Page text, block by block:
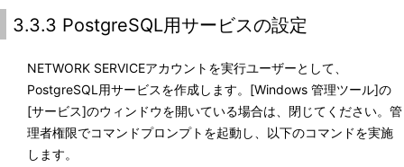
3.3.3 PostgreSQL用サービスの設定
NETWORK SERVICEアカウントを実行ユーザーとして、
PostgreSQL用サービスを作成します。[Windows 管理ツール]の
[サービス]のウィンドウを開いている場合は、閉じてください。管
理者権限でコマンドプロンプトを起動し、以下のコマンドを実施
します。